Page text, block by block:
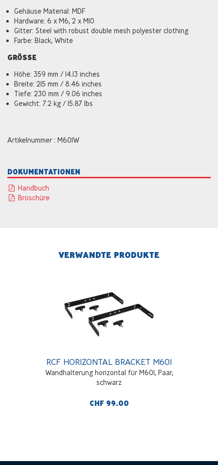
Gehäuse Material: MDF
Hardware: 6 x M6, 2 x M10
Gitter: Steel with robust double mesh polyester clothing
Farbe: Black, White
GRÖSSE
Höhe: 359 mm / 14.13 inches
Breite: 215 mm / 8.46 inches
Tiefe: 230 mm / 9.06 inches
Gewicht: 7.2 kg / 15.87 lbs
Artikelnummer : M601W
DOKUMENTATIONEN
Handbuch
Broschüre
VERWANDTE PRODUKTE
RCF HORIZONTAL BRACKET M601
Wandhalterung horizontal für M601, Paar,
schwarz
CHF 99.00